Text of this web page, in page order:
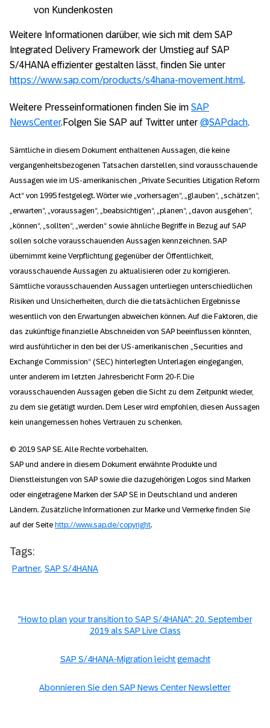
von Kundenkosten
Weitere Informationen darüber, wie sich mit dem SAP
Integrated Delivery Framework der Umstieg auf SAP
S/4HANA effizienter gestalten lässt, finden Sie unter
https://www.sap.com/products/s4hana-movement.html.
Weitere Presseinformationen finden Sie im SAP
NewsCenter.Folgen Sie SAP auf Twitter unter @SAPdach.
Sämtliche in diesem Dokument enthaltenen Aussagen, die keine
vergangenheitsbezogenen Tatsachen darstellen, sind vorausschauende
Aussagen wie im US-amerikanischen „Private Securities Litigation Reform
Act“ von 1995 festgelegt. Wörter wie „vorhersagen“, „glauben“, „schätzen“,
„erwarten“, „voraussagen“, „beabsichtigen“, „planen“, „davon ausgehen“,
„können“, „sollten“, „werden“ sowie ähnliche Begriffe in Bezug auf SAP
sollen solche vorausschauenden Aussagen kennzeichnen. SAP
übernimmt keine Verpflichtung gegenüber der Öffentlichkeit,
vorausschauende Aussagen zu aktualisieren oder zu korrigieren.
Sämtliche vorausschauenden Aussagen unterliegen unterschiedlichen
Risiken und Unsicherheiten, durch die die tatsächlichen Ergebnisse
wesentlich von den Erwartungen abweichen können. Auf die Faktoren, die
das zukünftige finanzielle Abschneiden von SAP beeinflussen könnten,
wird ausführlicher in den bei der US-amerikanischen „Securities and
Exchange Commission“ (SEC) hinterlegten Unterlagen eingegangen,
unter anderem im letzten Jahresbericht Form 20-F. Die
vorausschauenden Aussagen geben die Sicht zu dem Zeitpunkt wieder,
zu dem sie getätigt wurden. Dem Leser wird empfohlen, diesen Aussagen
kein unangemessen hohes Vertrauen zu schenken.
© 2019 SAP SE. Alle Rechte vorbehalten.
SAP und andere in diesem Dokument erwähnte Produkte und
Dienstleistungen von SAP sowie die dazugehörigen Logos sind Marken
oder eingetragene Marken der SAP SE in Deutschland und anderen
Ländern. Zusätzliche Informationen zur Marke und Vermerke finden Sie
auf der Seite http://www.sap.de/copyright.
Tags:
Partner SAP S/4HANA
"How to plan your transition to SAP S/4HANA": 20. September
2019 als SAP Live Class
SAP S/4HANA-Migration leicht gemacht
Abonnieren Sie den SAP News Center Newsletter